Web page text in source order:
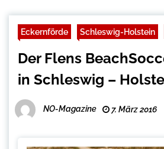
Eckernförde Schleswig-Holstein
Der Flens
in Schleswig –
NO-Magazine 7. März 2016